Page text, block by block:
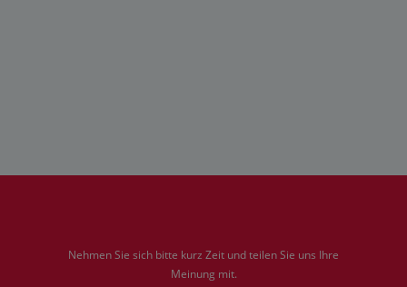
Nehmen Sie sich bitte kurz Zeit und teilen Sie uns Ihre
Meinung mit.